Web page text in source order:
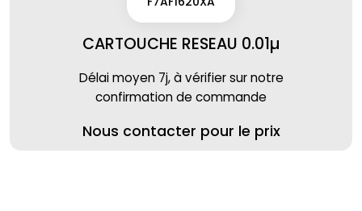
CARTOUCHE RESEAU 0.01µ
Délai moyen 7j, à vérifier sur notre
confirmation de commande
Nous contacter pour le prix